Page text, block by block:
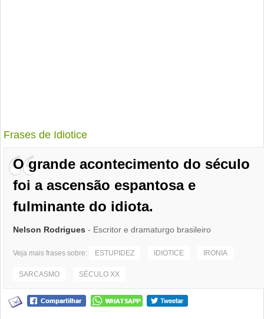
Frases de Idiotice
O grande acontecimento do século
foi a ascensão espantosa e
fulminante do idiota.
Nelson Rodrigues - Escritor e dramaturgo brasileiro
Veja mais frases sobre: ESTUPIDEZ IDIOTICE IRONIA
SARCASMO SÉCULO XX